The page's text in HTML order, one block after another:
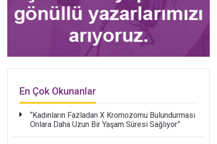
En Çok Okunanlar
“Kadınların Fazladan X Kromozomu Bulundurması
Onlara Daha Uzun Bir Yaşam Süresi Sağlıyor”